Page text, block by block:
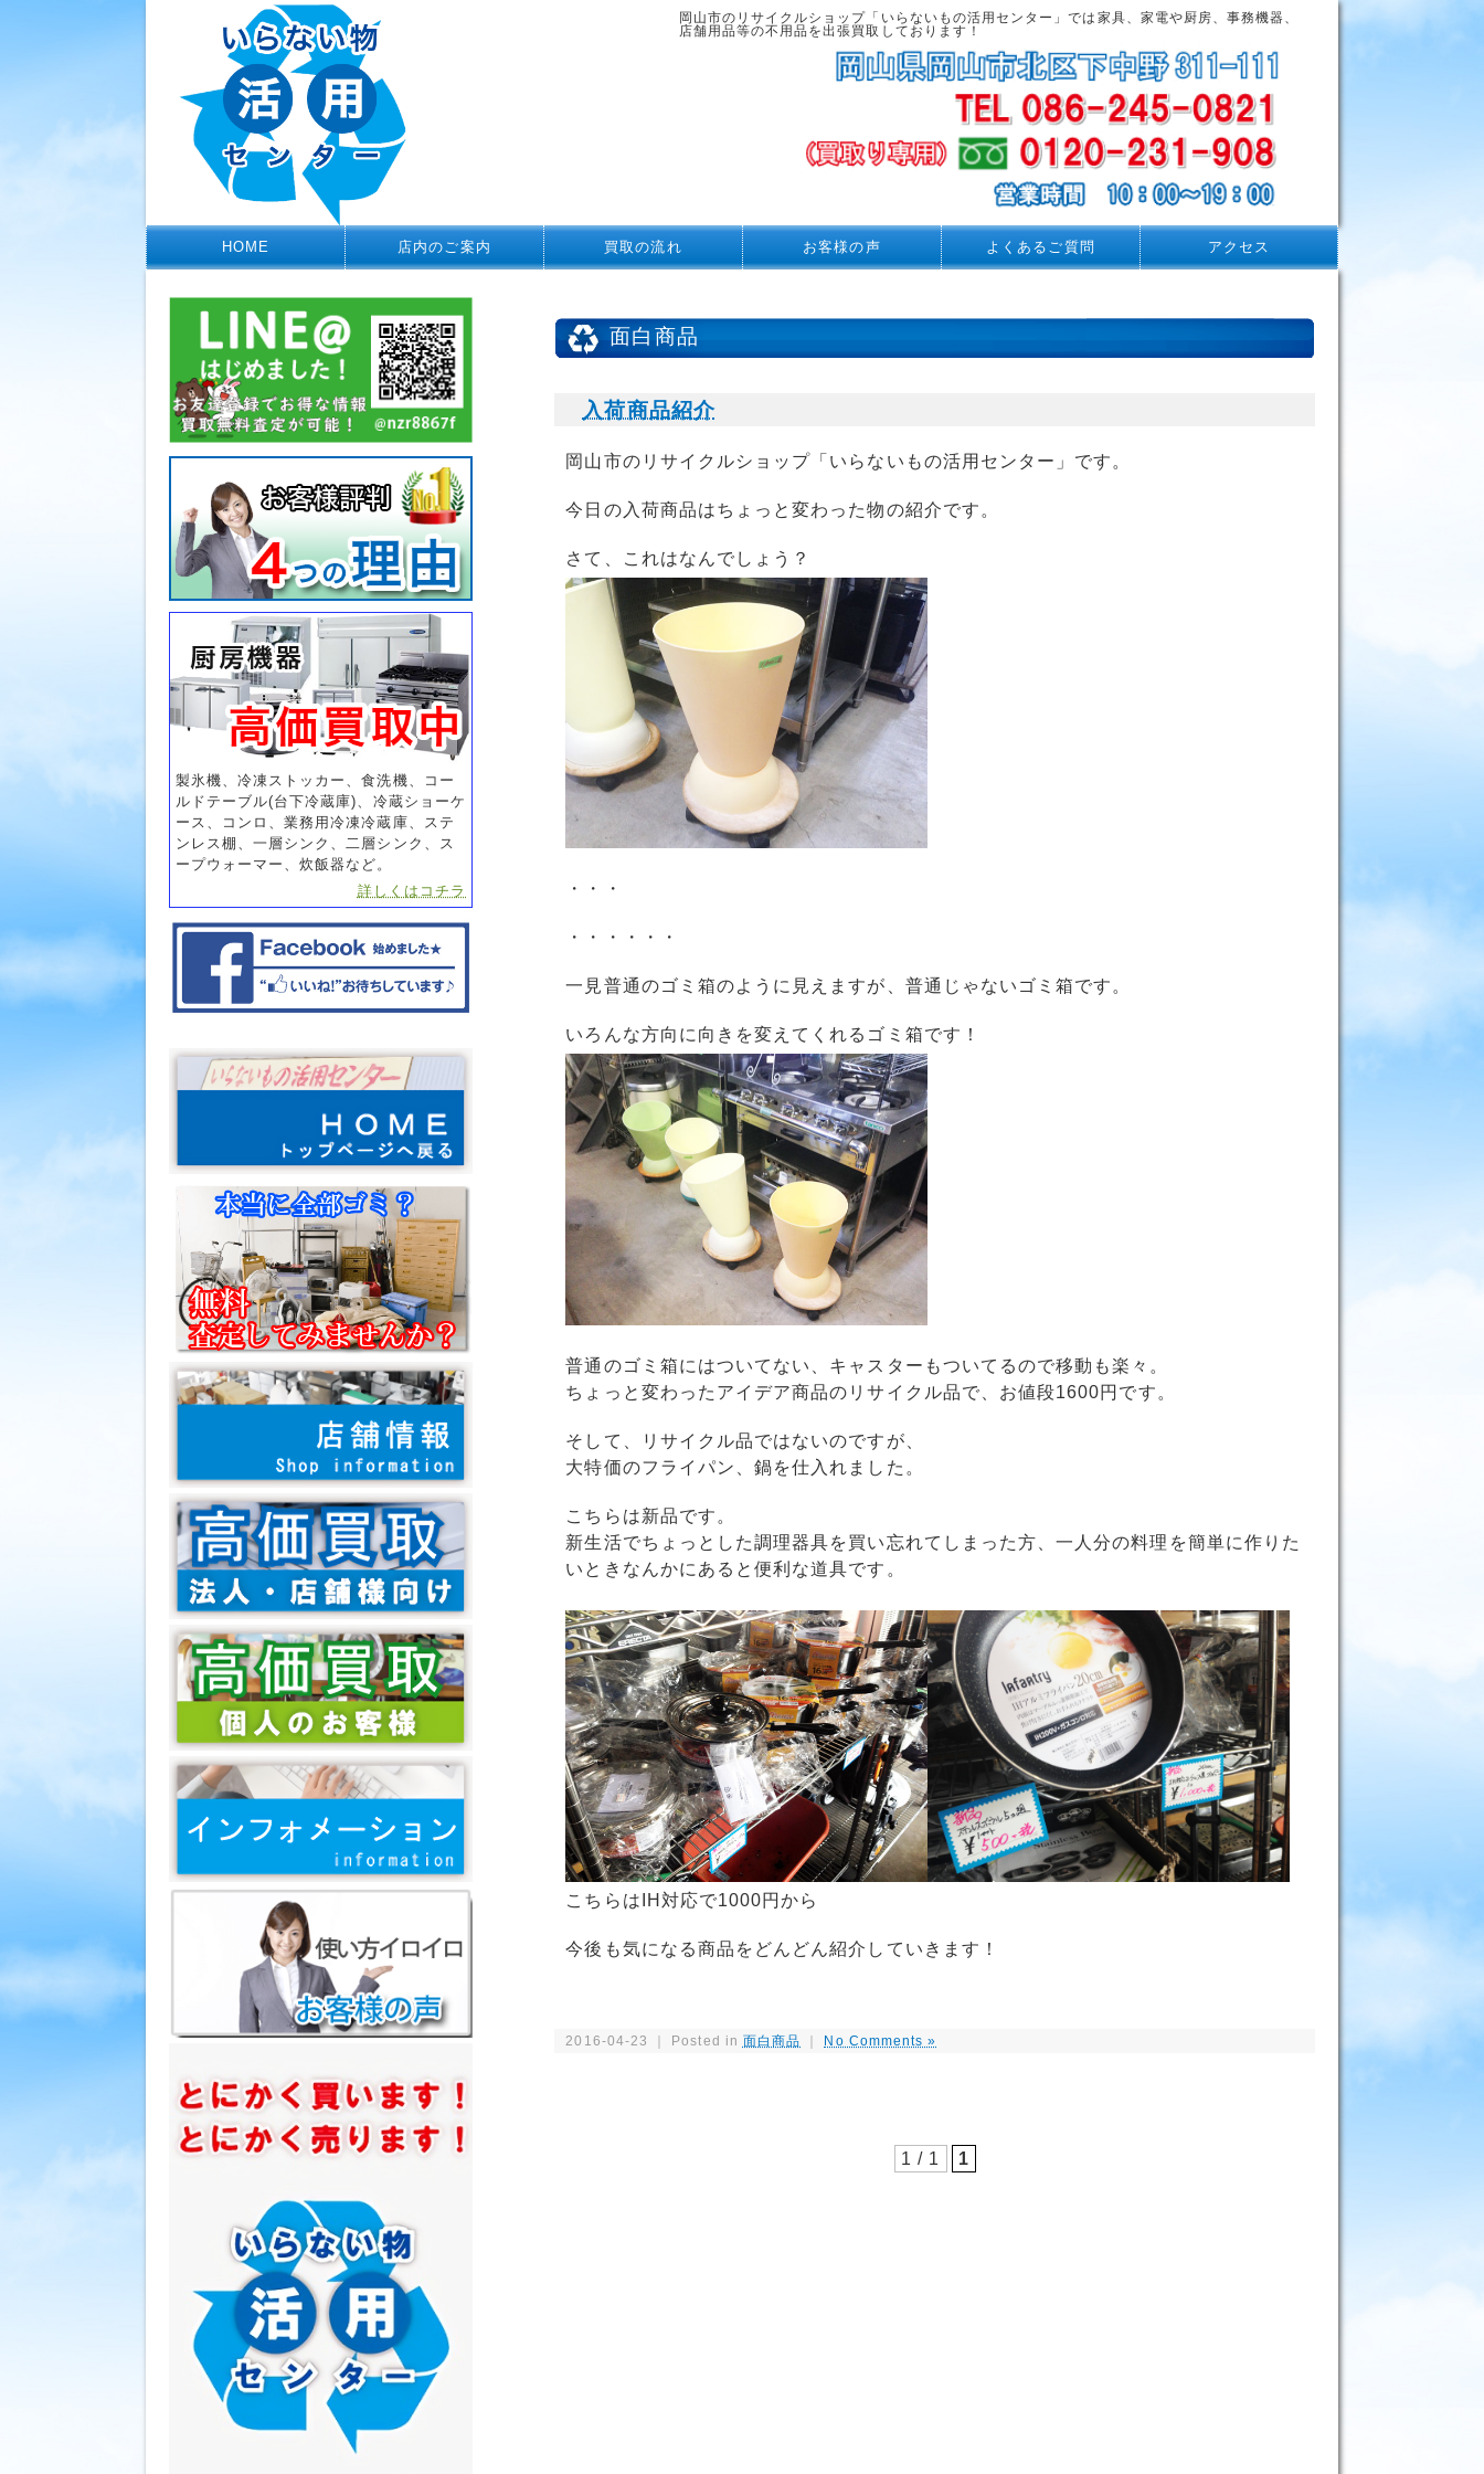
岡山市のリサイクルショップ「いらないもの活用センター」では家具、家電や厨房、事務機器、
店舗用品等の不用品を出張買取しております！
HOME 店内のご案内 買取の流れ お客様の声 よくあるご質問 アクセス
面白商品
入荷商品紹介
岡山市のリサイクルショップ「いらないもの活用センター」です。
今日の入荷商品はちょっと変わった物の紹介です。
さて、これはなんでしょう？
・・・
・・・・・・
一見普通のゴミ箱のように見えますが、普通じゃないゴミ箱です。
いろんな方向に向きを変えてくれるゴミ箱です！
普通のゴミ箱にはついてない、キャスターもついてるので移動も楽々。
ちょっと変わったアイデア商品のリサイクル品で、お値段1600円です。
そして、リサイクル品ではないのですが、
大特価のフライパン、鍋を仕入れました。
こちらは新品です。
新生活でちょっとした調理器具を買い忘れてしまった方、一人分の料理を簡単に作りた
いときなんかにあると便利な道具です。
こちらはIH対応で1000円から
今後も気になる商品をどんどん紹介していきます！
2016-04-23 ｜ Posted in 面白商品 No Comments »
1 / 1 1
製氷機、冷凍ストッカー、食洗機、コー
ルドテーブル(台下冷蔵庫)、冷蔵ショーケ
ース、コンロ、業務用冷凍冷蔵庫、ステ
ンレス棚、一層シンク、二層シンク、ス
ープウォーマー、炊飯器など。
詳しくはコチラ